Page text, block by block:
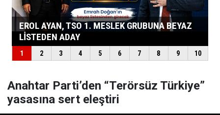
Anahtar Parti’den “Terörsüz Türkiye”
yasasına sert eleştiri